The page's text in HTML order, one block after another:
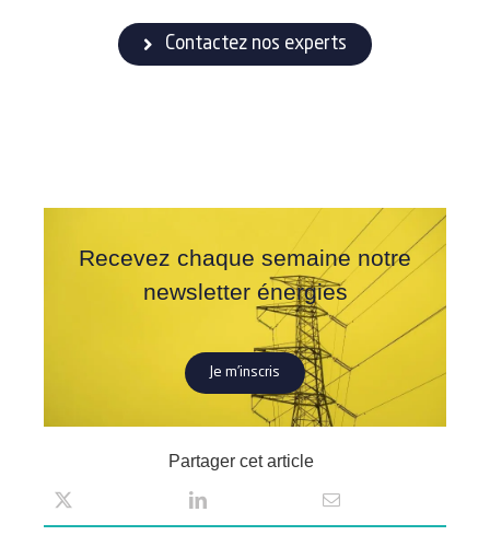
Contactez nos experts
Recevez chaque semaine notre
newsletter énergies
Je m’inscris
Partager cet article